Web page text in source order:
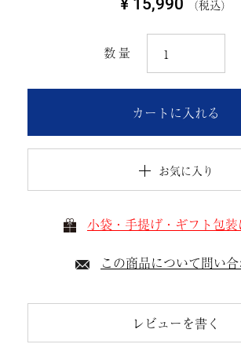
税込
お気に入り
カートに入れる
小袋・手提げ・ギフト包装
この商品について問い
レビューを書く